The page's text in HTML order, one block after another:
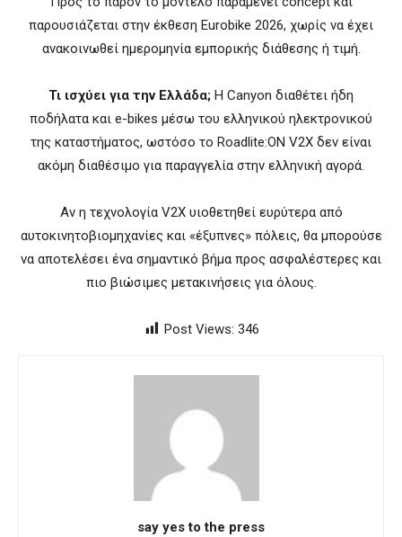
παρουσιάζεται στην έκθεση Eurobike 2026, χωρίς να έχει
ανακοινωθεί ημερομηνία εμπορικής διάθεσης ή τιμή.
Τι ισχύει για την Ελλάδα; Η Canyon διαθέτει ήδη
ποδήλατα και e-bikes μέσω του ελληνικού ηλεκτρονικού
της καταστήματος, ωστόσο το Roadlite:ON V2X δεν είναι
ακόμη διαθέσιμο για παραγγελία στην ελληνική αγορά.
Αν η τεχνολογία V2X υιοθετηθεί ευρύτερα από
αυτοκινητοβιομηχανίες και «έξυπνες» πόλεις, θα μπορούσε
να αποτελέσει ένα σημαντικό βήμα προς ασφαλέστερες και
πιο βιώσιμες μετακινήσεις για όλους.
Post Views: 346
say yes to the press